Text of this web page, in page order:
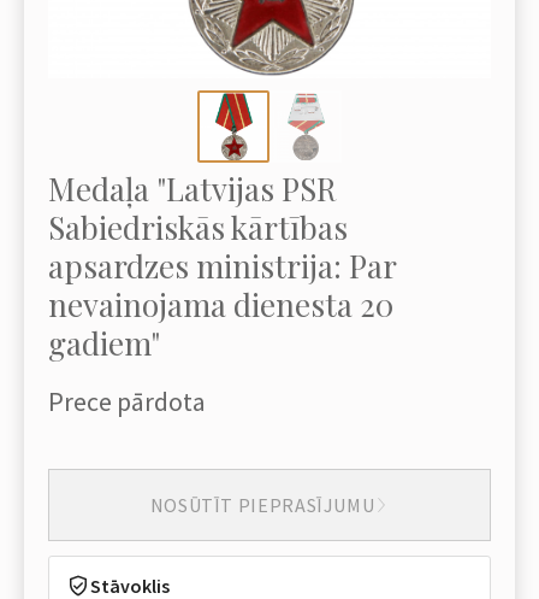
Medaļa "Latvijas PSR
Sabiedriskās kārtības
apsardzes ministrija: Par
nevainojama dienesta 20
gadiem"
Prece pārdota
NOSŪTĪT PIEPRASĪJUMU
Stāvoklis